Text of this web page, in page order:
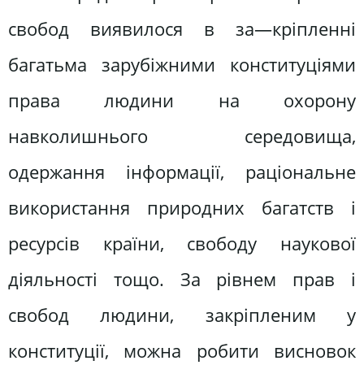
свобод виявилося в за—кріпленні
багатьма зарубіжними конституціями
права людини на охорону
навколишнього середовища,
одержання інформації, раціональне
використання природних багатств і
ресурсів країни, свободу наукової
діяльності тощо. За рівнем прав і
свобод людини, закріпленим у
конституції, можна робити висновок